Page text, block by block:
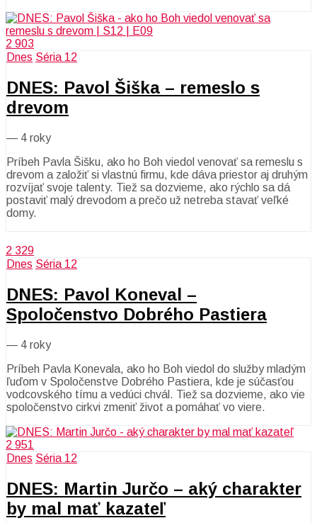
2 903
Dnes Séria 12
DNES: Pavol Šiška – remeslo s
drevom
— 4 roky
Príbeh Pavla Šišku, ako ho Boh viedol venovať sa remeslu s
drevom a založiť si vlastnú firmu, kde dáva priestor aj druhým
rozvíjať svoje talenty. Tiež sa dozvieme, ako rýchlo sa dá
postaviť malý drevodom a prečo už netreba stavať veľké
domy.
2 329
Dnes Séria 12
DNES: Pavol Koneval –
Spoločenstvo Dobrého Pastiera
— 4 roky
Príbeh Pavla Konevala, ako ho Boh viedol do služby mladým
ľuďom v Spoločenstve Dobrého Pastiera, kde je súčasťou
vodcovského tímu a vedúci chvál. Tiež sa dozvieme, ako vie
spoločenstvo cirkvi zmeniť život a pomáhať vo viere.
2 951
Dnes Séria 12
DNES: Martin Jurčo – aký charakter
by mal mať kazateľ